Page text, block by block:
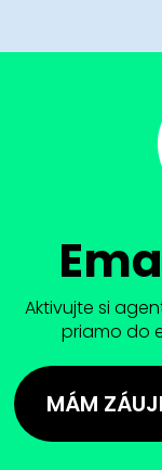
Aktivujte si
priamo do
MÁM